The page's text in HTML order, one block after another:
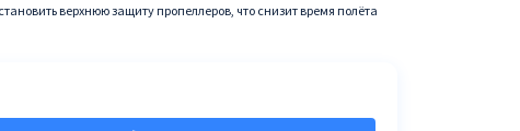
верхнюю защиту пропеллеров, что снизит время полёта